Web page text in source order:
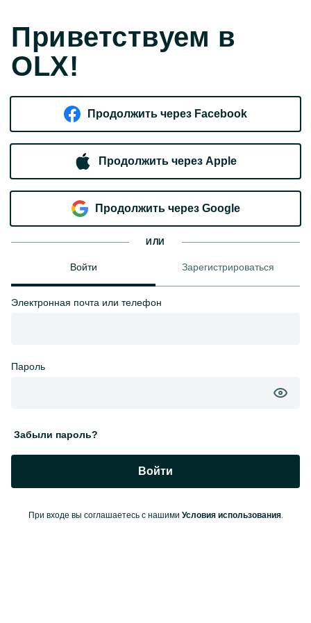
Приветствуем в
OLX!
Продолжить через Facebook
Продолжить через Apple
Продолжить через Google
ИЛИ
Войти Зарегистрироваться
Электронная почта или телефон
Пароль
Забыли пароль?
Войти
При входе вы соглашаетесь с нашими Условия использования.